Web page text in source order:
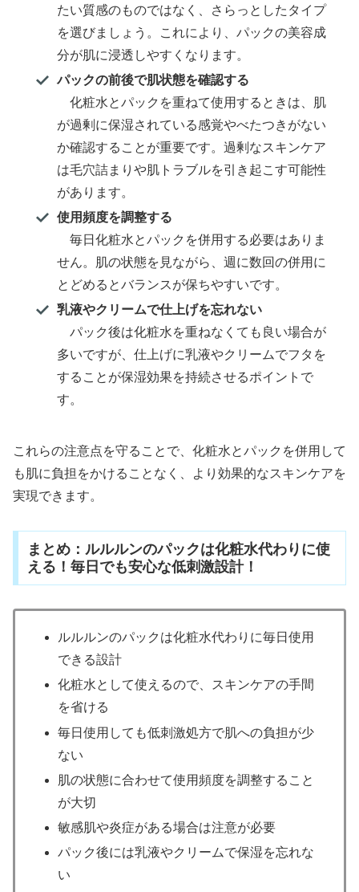
たい質感のものではなく、さらっとしたタイプ
を選びましょう。これにより、パックの美容成
分が肌に浸透しやすくなります。
パックの前後で肌状態を確認する
化粧水とパックを重ねて使用するときは、肌
が過剰に保湿されている感覚やべたつきがない
か確認することが重要です。過剰なスキンケア
は毛穴詰まりや肌トラブルを引き起こす可能性
があります。
使用頻度を調整する
毎日化粧水とパックを併用する必要はありま
せん。肌の状態を見ながら、週に数回の併用に
とどめるとバランスが保ちやすいです。
乳液やクリームで仕上げを忘れない
パック後は化粧水を重ねなくても良い場合が
多いですが、仕上げに乳液やクリームでフタを
することが保湿効果を持続させるポイントで
す。
これらの注意点を守ることで、化粧水とパックを併用して
も肌に負担をかけることなく、より効果的なスキンケアを
実現できます。
まとめ：ルルルンのパックは化粧水代わりに使
える！毎日でも安心な低刺激設計！
ルルルンのパックは化粧水代わりに毎日使用
できる設計
化粧水として使えるので、スキンケアの手間
を省ける
毎日使用しても低刺激処方で肌への負担が少
ない
肌の状態に合わせて使用頻度を調整すること
が大切
敏感肌や炎症がある場合は注意が必要
パック後には乳液やクリームで保湿を忘れな
い